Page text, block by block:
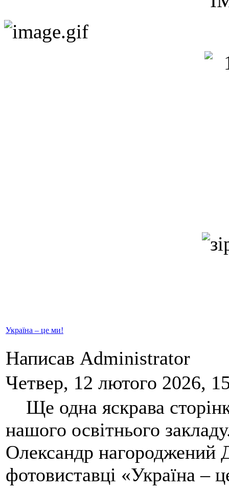
Україна – це ми!
Написав Administrator
Четвер, 12 лютого 2026,
Ще одна яскрава
нашого освітнього
Олександр нагороджений
фотовиставці «Україна –